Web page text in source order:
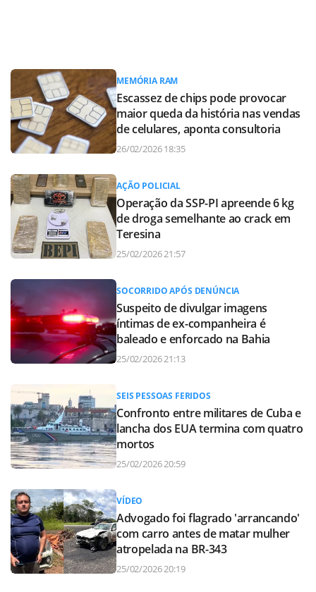
MEMÓRIA RAM
Escassez de chips pode provocar
maior queda da história nas vendas
de celulares, aponta consultoria
26/02/2026 18:35
AÇÃO POLICIAL
Operação da SSP-PI apreende 6 kg
de droga semelhante ao crack em
Teresina
25/02/2026 21:57
SOCORRIDO APÓS DENÚNCIA
Suspeito de divulgar imagens
íntimas de ex-companheira é
baleado e enforcado na Bahia
25/02/2026 21:13
SEIS PESSOAS FERIDOS
Confronto entre militares de Cuba e
lancha dos EUA termina com quatro
mortos
25/02/2026 20:59
VÍDEO
Advogado foi flagrado 'arrancando'
com carro antes de matar mulher
atropelada na BR-343
25/02/2026 20:19